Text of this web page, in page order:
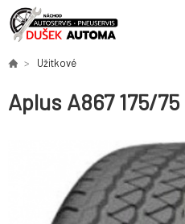
Užitkové
Aplus A867 175/75